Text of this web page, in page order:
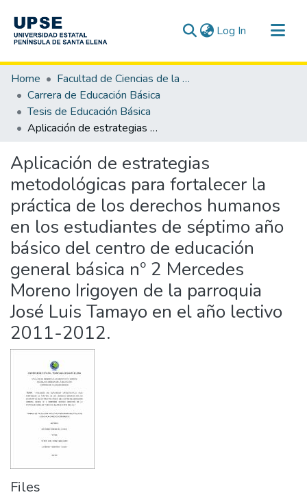
Log In (current)
Communities & Collections
All of DSpace
Statistics
Home
Facultad de Ciencias de la Educación e Idiomas
Carrera de Educación Básica
Tesis de Educación Básica
Aplicación de estrategias metodológicas para fortalecer la práctica de los derechos humanos en los estudiantes de séptimo año básico del centro de educación general básica nº 2 Mercedes Moreno Irigoyen de la parroquia José Luis Tamayo en el año lectivo 2011-2012.
Aplicación de estrategias
metodológicas para fortalecer la
práctica de los derechos humanos
en los estudiantes de séptimo año
básico del centro de educación
general básica nº 2 Mercedes
Moreno Irigoyen de la parroquia
José Luis Tamayo en el año lectivo
2011-2012.
Files